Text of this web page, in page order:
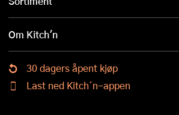
Om Kitch'n
30 dagers åpent kjøp
Last ned Kitch´n-appen